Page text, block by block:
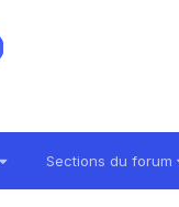
Sections du forum